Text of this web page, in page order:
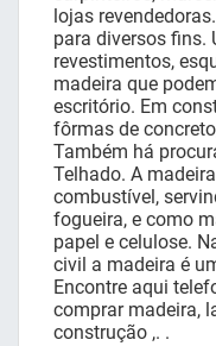
lojas
para diversos fins.
revestimentos,
madeira que
escritório. Em
fôrmas de
Também há
Telhado. A
combustível,
fogueira, e como
papel e celulose.
civil a madeira é
Encontre aqui
comprar madeira,
construção ,. .